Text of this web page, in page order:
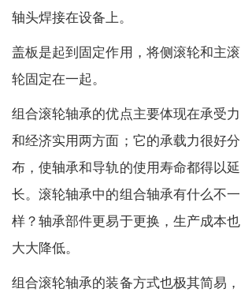
轴头焊接在设备上。
盖板是起到固定作用，将侧滚轮和主滚
轮固定在一起。
组合滚轮轴承的优点主要体现在承受力
和经济实用两方面；它的承载力很好分
布，使轴承和导轨的使用寿命都得以延
长。滚轮轴承中的组合轴承有什么不一
样？轴承部件更易于更换，生产成本也
大大降低。
组合滚轮轴承的装备方式也极其简易，